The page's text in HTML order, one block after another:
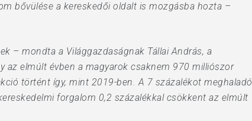
bővülése a kereskedői oldalt is mozgásba hozta –
– mondta a Világgazdaságnak Tállai András, a
az elmúlt évben a magyarok csaknem 970 milliószor
történt így, mint 2019-ben. A 7 százalékot meghaladó
forgalom 0,2 százalékkal csökkent az elmúlt